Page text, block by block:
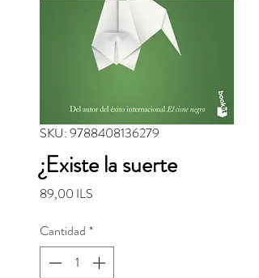
SKU: 9788408136279
¿Existe la suerte
89,00 ILS
Cantidad *